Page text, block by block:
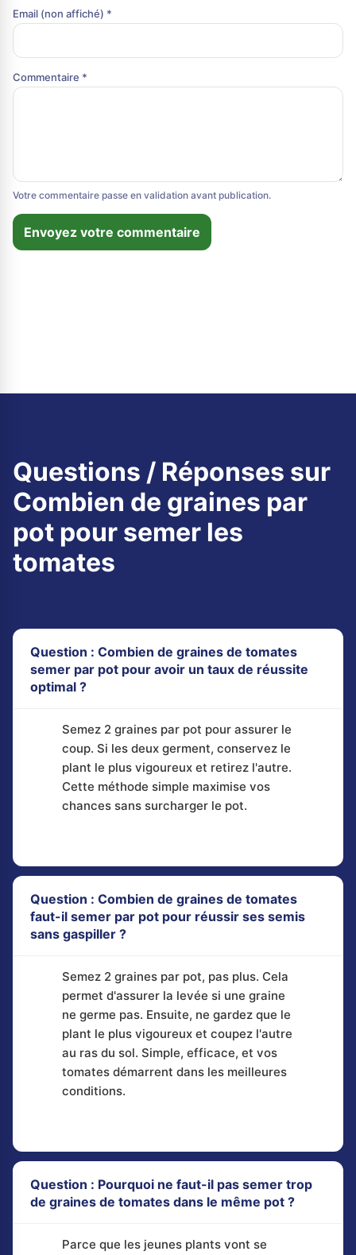
Email (non affiché) *
Commentaire *
Votre commentaire passe en validation avant publication.
Envoyez votre commentaire
Questions / Réponses sur
Combien de graines par
pot pour semer les
tomates
Question : Combien de graines de tomates
semer par pot pour avoir un taux de réussite
optimal ?
Semez 2 graines par pot pour assurer le
coup. Si les deux germent, conservez le
plant le plus vigoureux et retirez l'autre.
Cette méthode simple maximise vos
chances sans surcharger le pot.
Question : Combien de graines de tomates
faut-il semer par pot pour réussir ses semis
sans gaspiller ?
Semez 2 graines par pot, pas plus. Cela
permet d'assurer la levée si une graine
ne germe pas. Ensuite, ne gardez que le
plant le plus vigoureux et coupez l'autre
au ras du sol. Simple, efficace, et vos
tomates démarrent dans les meilleures
conditions.
Question : Pourquoi ne faut-il pas semer trop
de graines de tomates dans le même pot ?
Parce que les jeunes plants vont se